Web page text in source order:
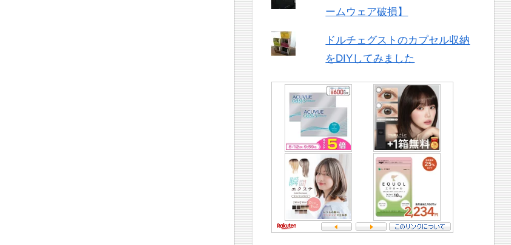
ームウェア破損】
ドルチェグストのカプセル収納
をDIYしてみました